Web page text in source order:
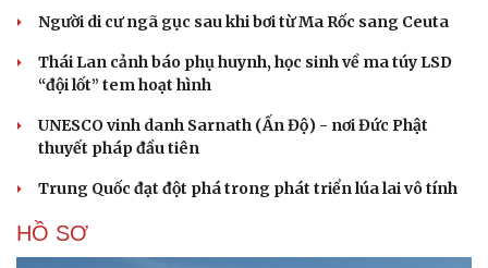
Người di cư ngã gục sau khi bơi từ Ma Rốc sang Ceuta
Thái Lan cảnh báo phụ huynh, học sinh về ma túy LSD
“đội lốt” tem hoạt hình
UNESCO vinh danh Sarnath (Ấn Độ) - nơi Đức Phật
thuyết pháp đầu tiên
Trung Quốc đạt đột phá trong phát triển lúa lai vô tính
HỒ SƠ